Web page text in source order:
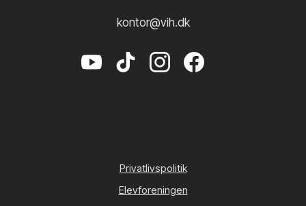
kontor@vih.dk
Privatlivspolitik
Elevforeningen